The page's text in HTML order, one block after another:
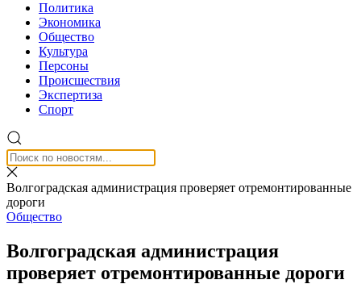
Политика
Экономика
Общество
Культура
Персоны
Происшествия
Экспертиза
Спорт
Волгоградская администрация проверяет отремонтированные
дороги
Общество
Волгоградская администрация
проверяет отремонтированные дороги